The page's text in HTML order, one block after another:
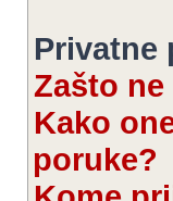
Privatne
Zašto
Kako
poruke?